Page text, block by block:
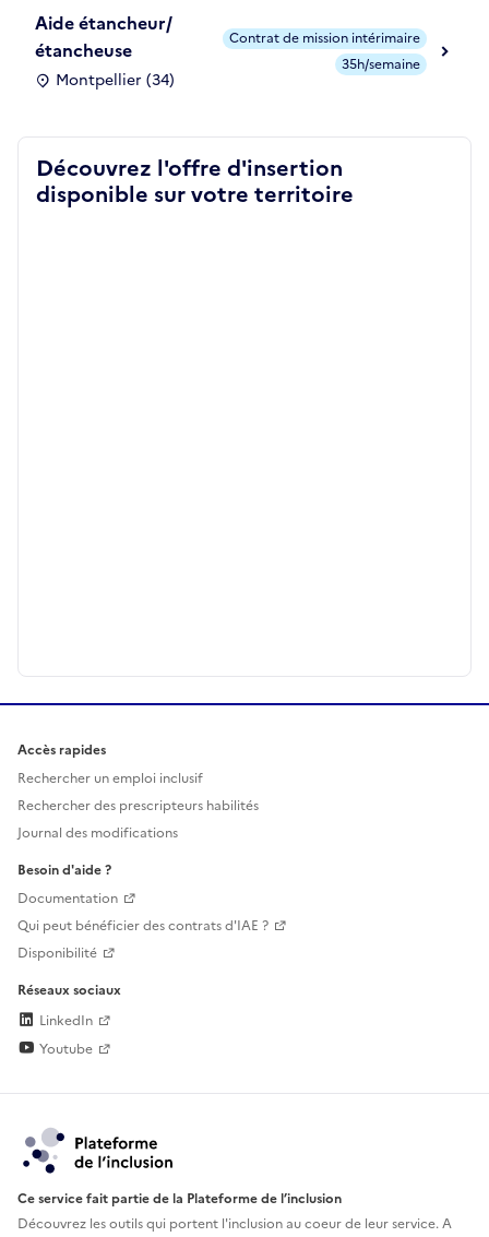
Aide étancheur/
étancheuse
Montpellier (34)
Contrat de mission intérimaire
35h/semaine
Découvrez l'offre d'insertion
disponible sur votre territoire
Accès rapides
Rechercher un emploi inclusif
Rechercher des prescripteurs habilités
Journal des modifications
Besoin d'aide ?
Documentation
Qui peut bénéficier des contrats d'IAE ?
Disponibilité
Réseaux sociaux
LinkedIn
Youtube
Ce service fait partie de la Plateforme de l’inclusion
Découvrez les outils qui portent l'inclusion aucoeur de leur service. A